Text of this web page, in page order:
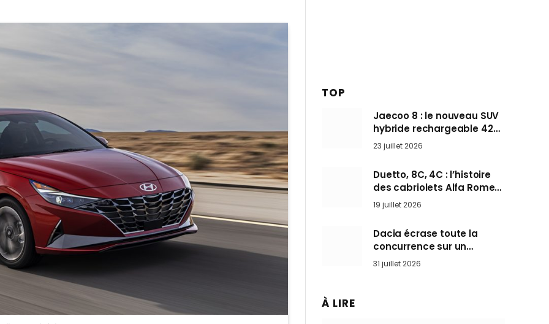
TOP
Jaecoo 8 : le nouveau SUV
hybride rechargeable 428
ch qui vise l’Audi Q7 arrive
en Europe cet automne
23 juillet 2026
Duetto, 8C, 4C : l’histoire
des cabriolets Alfa Romeo,
ces Spider qui ont défini
l’art de rouler cheveux au
vent
19 juillet 2026
Dacia écrase toute la
concurrence sur un
marché où personne ne
l’attendait
31 juillet 2026
À LIRE